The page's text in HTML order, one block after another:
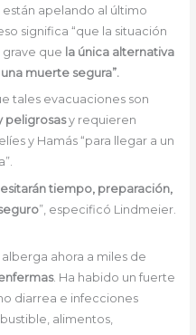
apelando al último
significa “que la situación
que la única alternativa
muerte segura”.
tales evacuaciones son
peligrosasy requieren
y Hamás “para llegar a un
tiempo, preparación,
”, especificó Lindmeier.
ahora a miles de
. Ha habido un fuerte
diarrea e infecciones
alimentos,